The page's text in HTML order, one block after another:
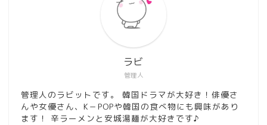
管理人
ラビ
管理人のラビットです。 韓国ドラマが大好き！俳優さ
んや女優さん、K－POPや韓国の食べ物にも興味があり
ます！ 辛ラーメンと安城湯麺が大好きです♪